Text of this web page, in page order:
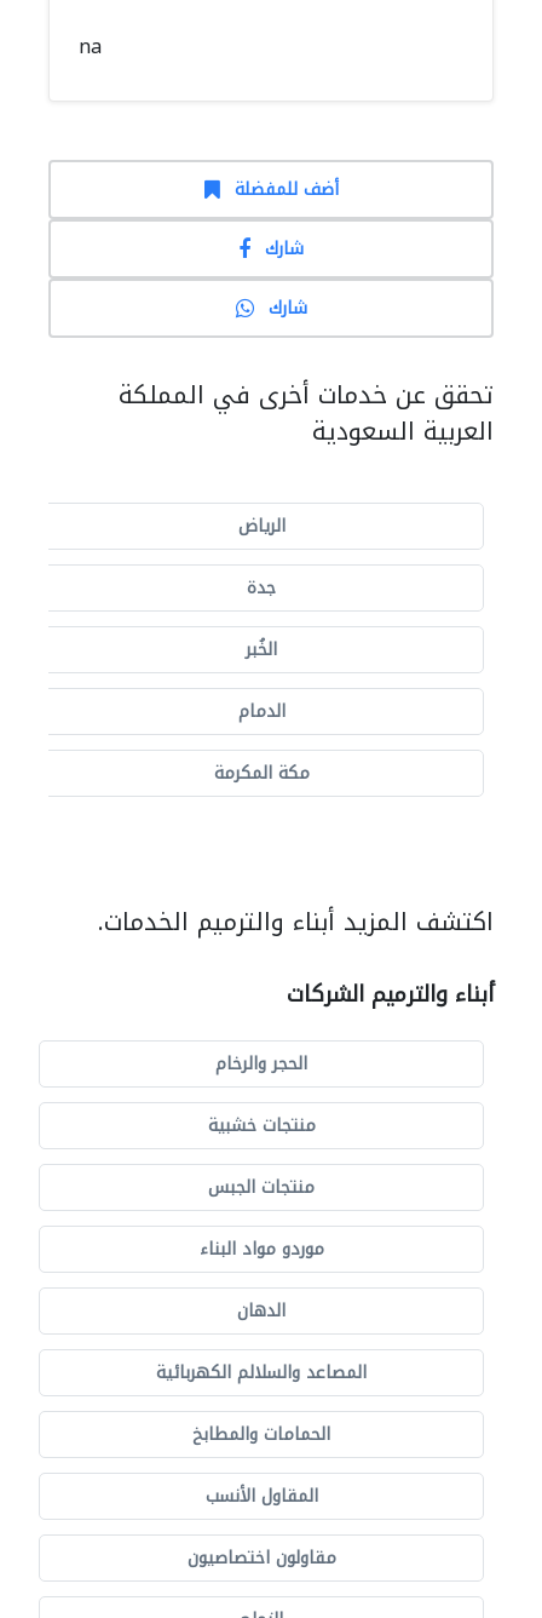
na
أضف للمفضلة
شارك
شارك
تحقق عن خدمات أخرى في المملكة
العربية السعودية
الرياض
جدة
الخُبر
الدمام
مكة المكرمة
اكتشف المزيد أبناء والترميم الخدمات.
أبناء والترميم الشركات
الحجر والرخام
منتجات خشبية
منتجات الجبس
موردو مواد البناء
الدهان
المصاعد والسلالم الكهربائية
الحمامات والمطابخ
المقاول الأنسب
مقاولون اختصاصيون